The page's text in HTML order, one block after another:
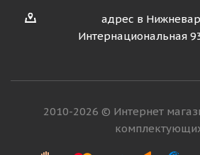
адрес в
Интернациональная
2010-2026 © Интернет